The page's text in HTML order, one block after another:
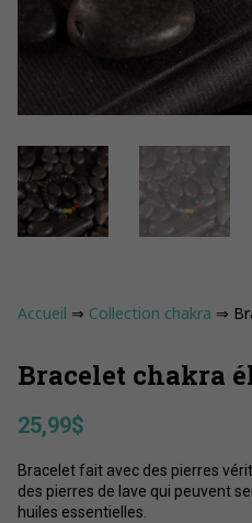
Accueil ⇒ Collection chakra ⇒
Bracelet chakra
25,99$
Bracelet fait avec des pierres
des pierres de lave qui peuvent
huiles essentielles.